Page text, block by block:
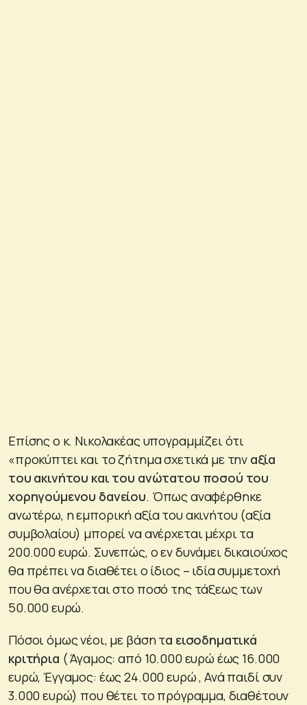
Επίσης ο κ. Νικολακέας υπογραμμίζει ότι
«προκύπτει και το ζήτημα σχετικά με την αξία
του ακινήτου και του ανώτατου ποσού του
χορηγούμενου δανείου. Όπως αναφέρθηκε
ανωτέρω, η εμπορική αξία του ακινήτου (αξία
συμβολαίου) μπορεί να ανέρχεται μέχρι τα
200.000 ευρώ. Συνεπώς, ο εν δυνάμει δικαιούχος
θα πρέπει να διαθέτει ο ίδιος – ιδία συμμετοχή
που θα ανέρχεται στο ποσό της τάξεως των
50.000 ευρώ.
Πόσοι όμως νέοι, με βάση τα εισοδηματικά
κριτήρια ( Άγαμος: από 10.000 ευρώ έως 16.000
ευρώ, Έγγαμος: έως 24.000 ευρώ , Ανά παιδί συν
3.000 ευρώ) που θέτει το πρόγραμμα, διαθέτουν